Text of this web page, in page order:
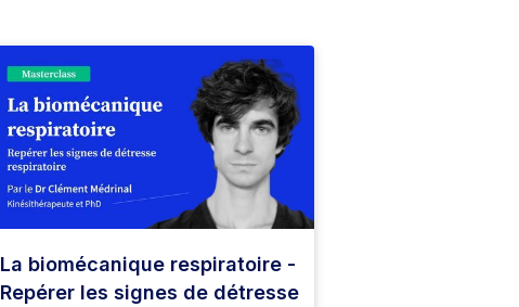
La biomécanique respiratoire -
Repérer les signes de détresse